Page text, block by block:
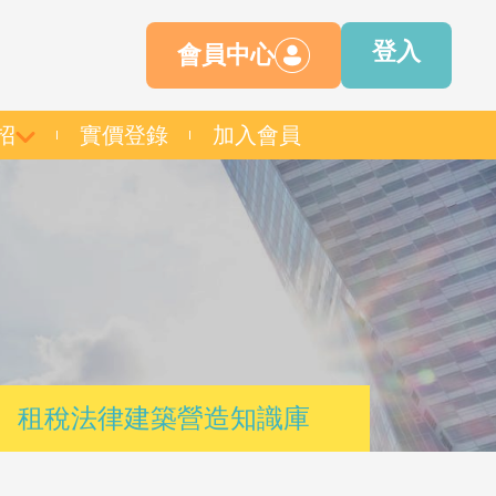
會員中心 登入
實價登錄 加入會員
租稅法律建築營造知識庫